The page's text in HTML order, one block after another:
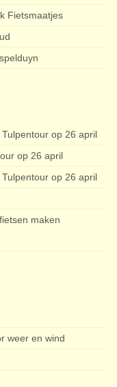
Fietsmaatjes
op 26 april
op 26 april
op 26 april
maken
weer en wind